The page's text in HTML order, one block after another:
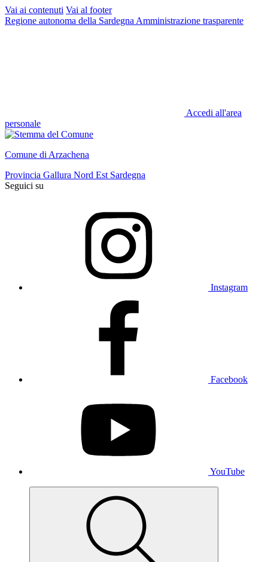
Vai ai contenuti Vai al footer
Regione autonoma della Sardegna Amministrazione trasparente
Accedi all'area
personale
Comune di Arzachena
Provincia Gallura Nord Est Sardegna
Seguici su
Instagram
Facebook
YouTube